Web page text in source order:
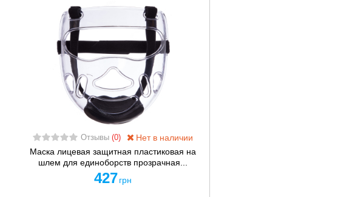
Отзывы (0)
Нет в наличии
Маска лицевая защитная пластиковая на
шлем для единоборств прозрачная...
427 грн